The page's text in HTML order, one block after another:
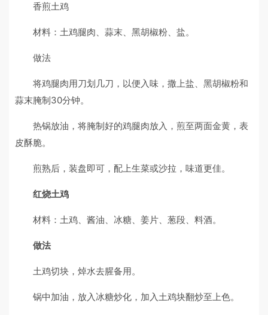
香煎土鸡
材料：土鸡腿肉、蒜末、黑胡椒粉、盐。
做法
将鸡腿肉用刀划几刀，以便入味，撒上盐、黑胡椒粉和
蒜末腌制30分钟。
热锅放油，将腌制好的鸡腿肉放入，煎至两面金黄，表
皮酥脆。
煎熟后，装盘即可，配上生菜或沙拉，味道更佳。
红烧土鸡
材料：土鸡、酱油、冰糖、姜片、葱段、料酒。
做法
土鸡切块，焯水去腥备用。
锅中加油，放入冰糖炒化，加入土鸡块翻炒至上色。